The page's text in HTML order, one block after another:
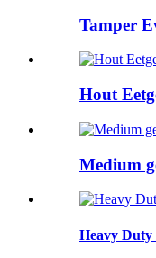
Tamper
Hout
Medium
Heavy